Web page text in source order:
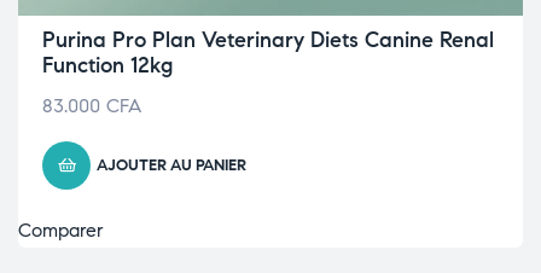
Purina Pro Plan Veterinary Diets Canine Renal
Function 12kg
83.000 CFA
AJOUTER AU PANIER
Comparer